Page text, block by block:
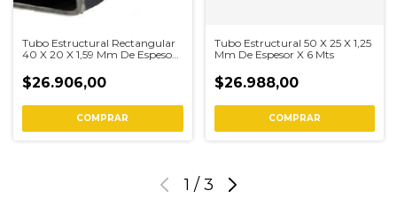
Tubo Estructural Rectangular
40 X 20 X 1,59 Mm De Espesor
$26.906,00
COMPRAR
Tubo Estructural 50 X 25 X 1,25
Mm De Espesor X 6 Mts
$26.988,00
1 / 3